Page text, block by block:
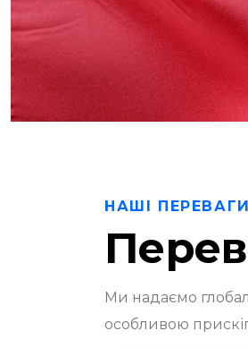
НАШІ ПЕРЕВАГИ
Ми надаємо
особливою